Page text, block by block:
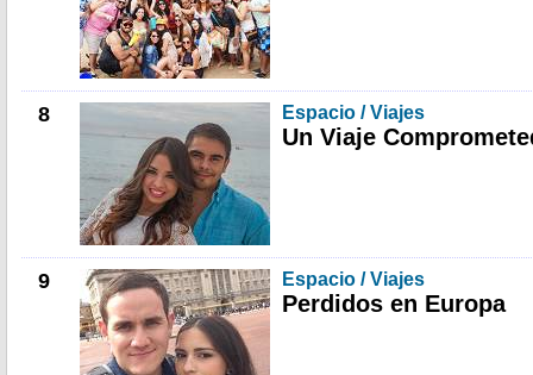
8 Espacio / Viajes
Un Viaje
9 Espacio / Viajes
Perdidos en Europa